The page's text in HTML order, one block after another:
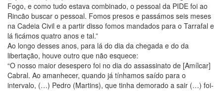
Fogo, e como tudo estava combinado, o pessoal da PIDE foi ao
Rincão buscar o pessoal. Fomos presos e passámos seis meses
na Cadeia Civil e a partir disso fomos mandados para o Tarrafal e
lá ficámos quatro anos e tal.”
Ao longo desses anos, para lá do dia da chegada e do da
libertação, houve outro que não esquece:
“O nosso maior desespero foi no dia do assassinato de [Amílcar]
Cabral. Ao amanhecer, quando já tínhamos saído para o
intervalo, (…) Pedro (Martins), que tinha demorado a sair (…) foi-